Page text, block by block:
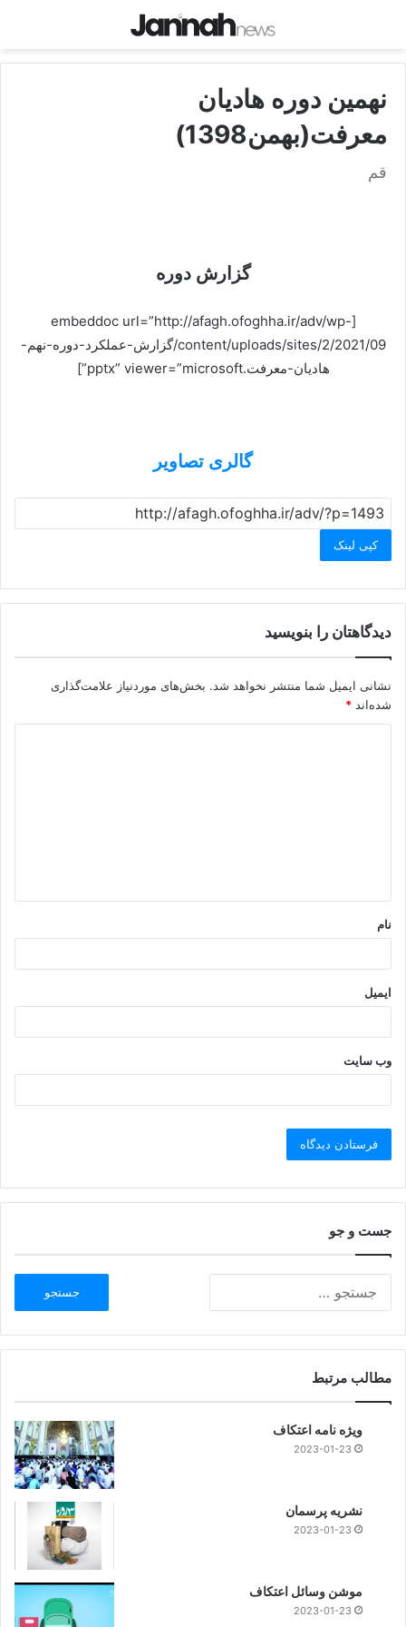
نهمین دوره هادیان
معرفت(بهمن1398)
قم
گزارش دوره
[embeddoc url=”http://afagh.ofoghha.ir/adv/wp-
content/uploads/sites/2/2021/09/گزارش-عملکرد-دوره-نهم-
هادیان-معرفت.pptx” viewer=”microsoft”]
گالری تصاویر
کپی لینک
دیدگاهتان را بنویسید
نشانی ایمیل شما منتشر نخواهد شد. بخش‌های موردنیاز علامت‌گذاری
شده‌اند *
*
نام
ایمیل
وب‌ سایت
جست و جو
مطالب مرتبط
ویژه نامه اعتکاف
2023-01-23
نشریه پرسمان
2023-01-23
موشن وسائل اعتکاف
2023-01-23